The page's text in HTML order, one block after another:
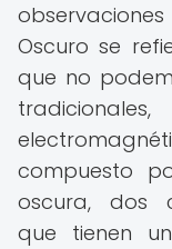
Oscuro se
que no
compuesto
oscura, dos
que tienen